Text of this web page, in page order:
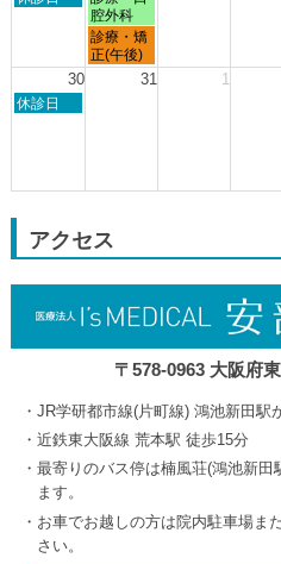
月
2026
曜
日,
8
月
腔外科
月
曜
日,
診療・矯
正(午後)
30 31 1
日
30th
休診日
アクセス
〒578-0963 大阪府
JR学研都市線(片町線) 鴻池新田駅
近鉄東大阪線 荒本駅 徒歩15分
最寄りのバス停は楠風荘(鴻池新田
ます。
お車でお越しの方は院内駐車場ま
さい。